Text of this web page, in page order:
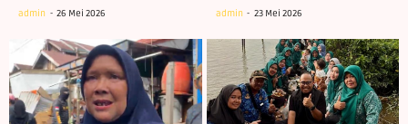
admin 26 Mei 2026 admin 23 Mei 2026